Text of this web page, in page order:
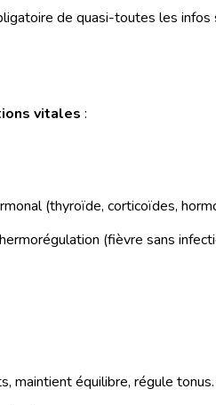
de quasi-toutes les
vitales :
(thyroïde, corticoïdes,
(fièvre sans
maintient équilibre, régule